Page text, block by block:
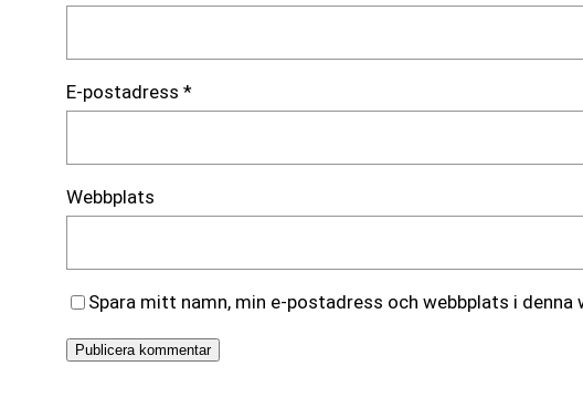
E-postadress *
Webbplats
Spara mitt namn, min e-postadress och webbplats i